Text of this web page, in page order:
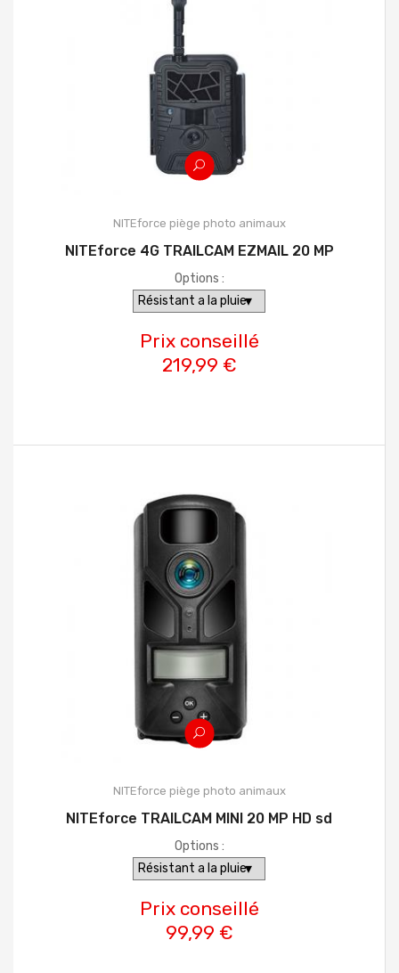
NITEforce piège photo animaux
NITEforce 4G TRAILCAM EZMAIL 20 MP
Options :
Prix conseillé
219,99 €
NITEforce piège photo animaux
NITEforce TRAILCAM MINI 20 MP HD sd
Options :
Prix conseillé
99,99 €